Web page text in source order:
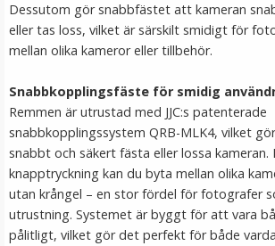
Dessutom gör snabbfästet att kameran
eller tas loss, vilket är särskilt smidigt för
mellan olika kameror eller tillbehör.
Snabbkopplingsfäste för smidig
Remmen är utrustad med JJC:s patenterade
snabbkopplingssystem QRB-MLK4, vilket
snabbt och säkert fästa eller lossa kameran.
knapptryckning kan du byta mellan olika
utan krångel – en stor fördel för fotografer
utrustning. Systemet är byggt för att vara
pålitligt, vilket gör det perfekt för både